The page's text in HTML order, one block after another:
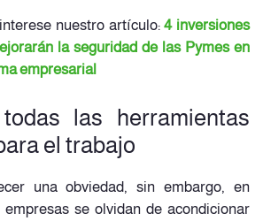
nuestro artículo:4 inversiones
la seguridad de las Pymes en
empresarial
las herramientas
el trabajo
una obviedad, sin embargo, en
empresas se olvidan de acondicionar